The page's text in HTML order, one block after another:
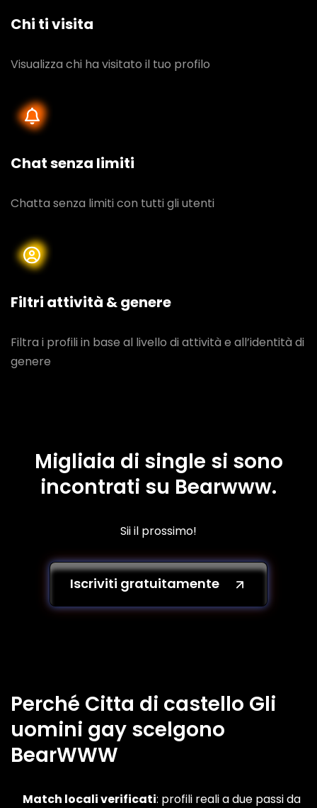
Chi ti visita
Visualizza chi ha visitato il tuo profilo
Chat senza limiti
Chatta senza limiti con tutti gli utenti
Filtri attività & genere
Filtra i profili in base al livello di attività e all’identità di
genere
Migliaia di single si sono
incontrati su Bearwww.
Sii il prossimo!
Iscriviti gratuitamente
Perché Citta di castello Gli
uomini gay scelgono
BearWWW
Match locali verificati: profili reali a due passi da